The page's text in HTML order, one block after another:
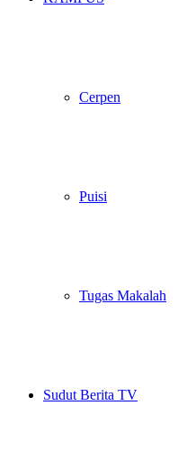
Cerpen
Puisi
Tugas Makalah
Sudut Berita TV